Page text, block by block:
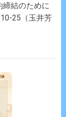
締結のために
25（玉井芳